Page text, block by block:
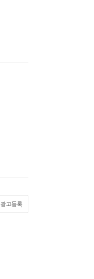
광고등록